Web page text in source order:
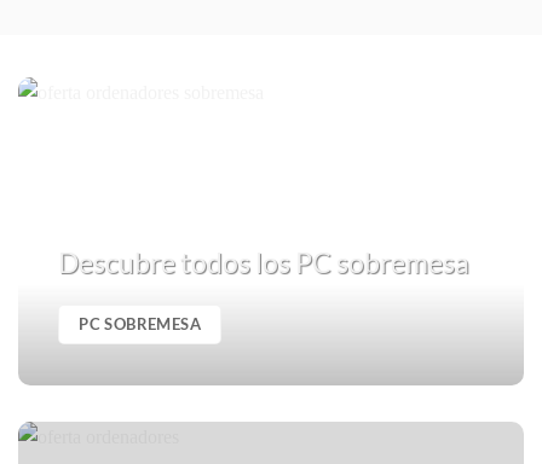
Descubre todos los PC sobremesa
PC SOBREMESA